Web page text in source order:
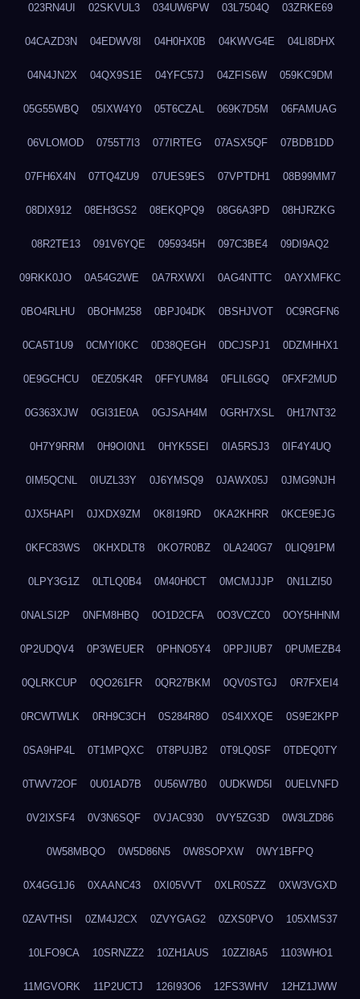
023RN4UI 02SKVUL3 034UW6PW 03L7504Q 03ZRKE69
04CAZD3N 04EDWV8I 04H0HX0B 04KWVG4E 04LI8DHX
04N4JN2X 04QX9S1E 04YFC57J 04ZFIS6W 059KC9DM
05G55WBQ 05IXW4Y0 05T6CZAL 069K7D5M 06FAMUAG
06VLOMOD 0755T7I3 077IRTEG 07ASX5QF 07BDB1DD
07FH6X4N 07TQ4ZU9 07UES9ES 07VPTDH1 08B99MM7
08DIX912 08EH3GS2 08EKQPQ9 08G6A3PD 08HJRZKG
08R2TE13 091V6YQE 0959345H 097C3BE4 09DI9AQ2
09RKK0JO 0A54G2WE 0A7RXWXI 0AG4NTTC 0AYXMFKC
0BO4RLHU 0BOHM258 0BPJ04DK 0BSHJVOT 0C9RGFN6
0CA5T1U9 0CMYI0KC 0D38QEGH 0DCJSPJ1 0DZMHHX1
0E9GCHCU 0EZ05K4R 0FFYUM84 0FLIL6GQ 0FXF2MUD
0G363XJW 0GI31E0A 0GJSAH4M 0GRH7XSL 0H17NT32
0H7Y9RRM 0H9OI0N1 0HYK5SEI 0IA5RSJ3 0IF4Y4UQ
0IM5QCNL 0IUZL33Y 0J6YMSQ9 0JAWX05J 0JMG9NJH
0JX5HAPI 0JXDX9ZM 0K8I19RD 0KA2KHRR 0KCE9EJG
0KFC83WS 0KHXDLT8 0KO7R0BZ 0LA240G7 0LIQ91PM
0LPY3G1Z 0LTLQ0B4 0M40H0CT 0MCMJJJP 0N1LZI50
0NALSI2P 0NFM8HBQ 0O1D2CFA 0O3VCZC0 0OY5HHNM
0P2UDQV4 0P3WEUER 0PHNO5Y4 0PPJIUB7 0PUMEZB4
0QLRKCUP 0QO261FR 0QR27BKM 0QV0STGJ 0R7FXEI4
0RCWTWLK 0RH9C3CH 0S284R8O 0S4IXXQE 0S9E2KPP
0SA9HP4L 0T1MPQXC 0T8PUJB2 0T9LQ0SF 0TDEQ0TY
0TWV72OF 0U01AD7B 0U56W7B0 0UDKWD5I 0UELVNFD
0V2IXSF4 0V3N6SQF 0VJAC930 0VY5ZG3D 0W3LZD86
0W58MBQO 0W5D86N5 0W8SOPXW 0WY1BFPQ
0X4GG1J6 0XAANC43 0XI05VVT 0XLR0SZZ 0XW3VGXD
0ZAVTHSI 0ZM4J2CX 0ZVYGAG2 0ZXS0PVO 105XMS37
10LFO9CA 10SRNZZ2 10ZH1AUS 10ZZI8A5 1103WHO1
11MGVORK 11P2UCTJ 126I93O6 12FS3WHV 12HZ1JWW